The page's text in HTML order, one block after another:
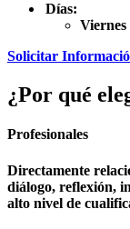
Días:
Viernes
Solicitar
¿Por qué
Profesionales
Directamente
diálogo, reflexión,
alto nivel de